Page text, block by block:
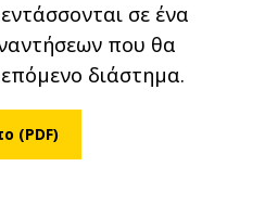
σε ένα
που θα
διάστημα.
(PDF)